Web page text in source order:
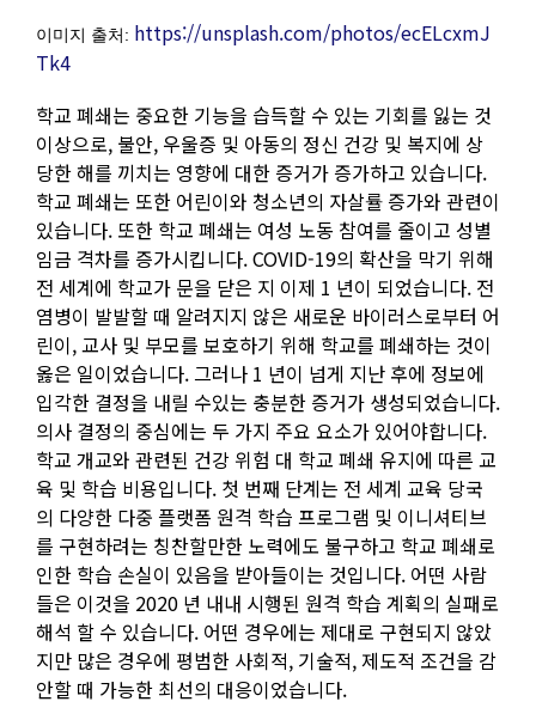
이미지 출처: https://unsplash.com/photos/ecELcxmJ
Tk4
학교 폐쇄는 중요한 기능을 습득할 수 있는 기회를 잃는 것
이상으로, 불안, 우울증 및 아동의 정신 건강 및 복지에 상
당한 해를 끼치는 영향에 대한 증거가 증가하고 있습니다.
학교 폐쇄는 또한 어린이와 청소년의 자살률 증가와 관련이
있습니다. 또한 학교 폐쇄는 여성 노동 참여를 줄이고 성별
임금 격차를 증가시킵니다. COVID-19의 확산을 막기 위해
전 세계에 학교가 문을 닫은 지 이제 1 년이 되었습니다. 전
염병이 발발할 때 알려지지 않은 새로운 바이러스로부터 어
린이, 교사 및 부모를 보호하기 위해 학교를 폐쇄하는 것이
옳은 일이었습니다. 그러나 1 년이 넘게 지난 후에 정보에
입각한 결정을 내릴 수있는 충분한 증거가 생성되었습니다.
의사 결정의 중심에는 두 가지 주요 요소가 있어야합니다.
학교 개교와 관련된 건강 위험 대 학교 폐쇄 유지에 따른 교
육 및 학습 비용입니다. 첫 번째 단계는 전 세계 교육 당국
의 다양한 다중 플랫폼 원격 학습 프로그램 및 이니셔티브
를 구현하려는 칭찬할만한 노력에도 불구하고 학교 폐쇄로
인한 학습 손실이 있음을 받아들이는 것입니다. 어떤 사람
들은 이것을 2020 년 내내 시행된 원격 학습 계획의 실패로
해석 할 수 있습니다. 어떤 경우에는 제대로 구현되지 않았
지만 많은 경우에 평범한 사회적, 기술적, 제도적 조건을 감
안할 때 가능한 최선의 대응이었습니다.